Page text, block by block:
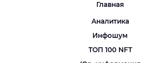
Главная
Аналитика
Инфошум
ТОП 100 NFT